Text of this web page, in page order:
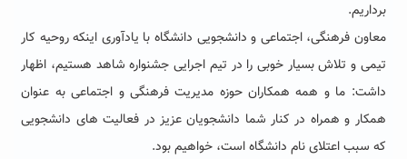
برداریم.
معاون فرهنگی، اجتماعی و دانشجویی دانشگاه با یادآوری اینکه روحیه کار
تیمی و تلاش بسیار خوبی را در تیم اجرایی جشنواره شاهد هستیم، اظهار
داشت: ما و همه همکاران حوزه مدیریت فرهنگی و اجتماعی به عنوان
همکار و همراه در کنار شما دانشجویان عزیز در فعالیت های دانشجویی
که سبب اعتلای نام دانشگاه است، خواهیم بود.